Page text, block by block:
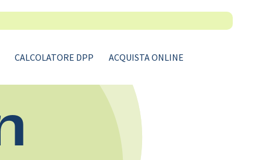
CALCOLATORE DPP ACQUISTA ONLINE